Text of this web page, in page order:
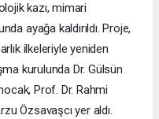
kazı, mimari
ayağa kaldırıldı. Proje,
ilkeleriyle yeniden
kurulunda Dr. Gülsün
Prof. Dr. Rahmi
Özsavaşcı yer aldı.